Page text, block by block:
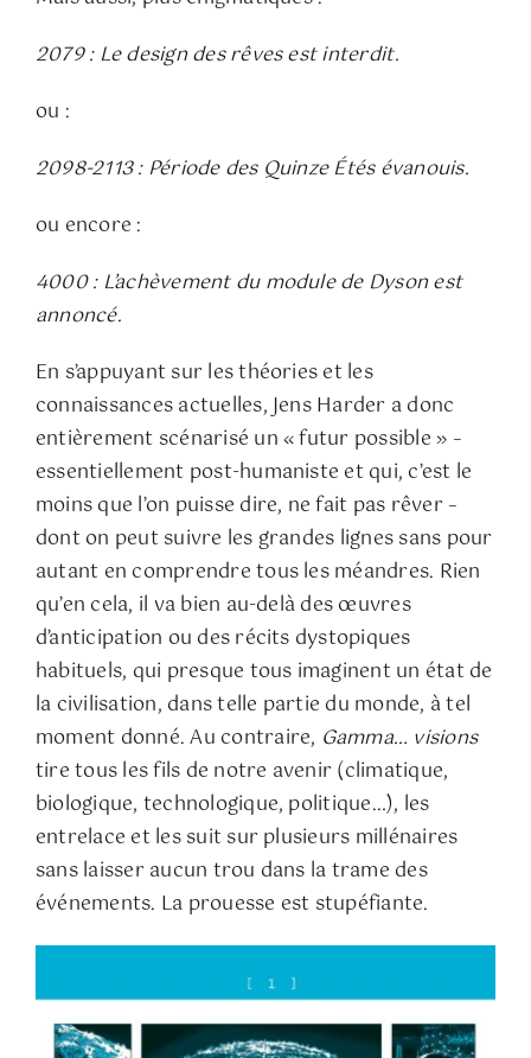
2079 : Le design des rêves est interdit.
ou :
2098-2113 : Période des Quinze Étés évanouis.
ou encore :
4000 : L’achèvement du module de Dyson est
annoncé.
En s’appuyant sur les théories et les
connaissances actuelles, Jens Harder a donc
entièrement scénarisé un « futur possible » –
essentiellement post-humaniste et qui, c’est le
moins que l’on puisse dire, ne fait pas rêver –
dont on peut suivre les grandes lignes sans pour
autant en comprendre tous les méandres. Rien
qu’en cela, il va bien au-delà des œuvres
d’anticipation ou des récits dystopiques
habituels, qui presque tous imaginent un état de
la civilisation, dans telle partie du monde, à tel
moment donné. Au contraire, Gamma… visions
tire tous les fils de notre avenir (climatique,
biologique, technologique, politique…), les
entrelace et les suit sur plusieurs millénaires
sans laisser aucun trou dans la trame des
événements. La prouesse est stupéfiante.